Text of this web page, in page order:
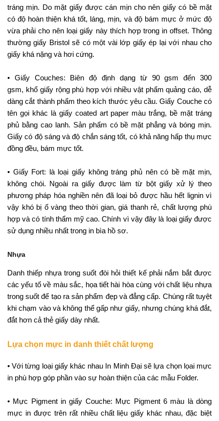
tráng mịn. Do mặt giấy được cán mịn cho nên giấy có bề mặt
có độ hoàn thiện khá tốt, láng, mịn, và độ bám mực ở mức độ
vừa phải cho nên loại giấy này thích hợp trong in offset. Thông
thường giấy Bristol sẽ có một vài lớp giấy ép lại với nhau cho
giấy khá nặng và hơi cứng.
• Giấy Couches: Biên độ định dạng từ 90 gsm đến 300
gsm, khổ giấy rộng phù hợp với nhiều vật phẩm quảng cáo, dễ
dàng cắt thành phẩm theo kích thước yêu cầu. Giấy Couche có
tên gọi khác là giấy coated art paper màu trắng, bề mặt tráng
phủ bằng cao lanh. Sản phẩm có bề mặt phẳng và bóng mịn.
Giấy có độ sáng và độ chắn sáng tốt, có khả năng hấp thụ mực
đồng đều, bám mực tốt.
• Giấy Fort: là loại giấy không tráng phủ nên có bề mặt mịn,
không chói. Ngoài ra giấy được làm từ bột giấy xử lý theo
phương pháp hóa nghiền nên đã loại bỏ được hầu hết lignin vì
vậy khó bị ố vàng theo thời gian, giá thanh rẻ, chất lượng phù
hợp và có tính thẩm mỹ cao. Chính vì vậy đây là loại giấy được
sử dụng nhiều nhất trong in bìa hồ sơ.
Nhựa
Danh thiếp nhựa trong suốt đòi hỏi thiết kế phải nắm bắt được
các yếu tố về màu sắc, họa tiết hài hòa cùng với chất liệu nhựa
trong suốt để tạo ra sản phẩm đẹp và đẳng cấp. Chúng rất tuyệt
khi chạm vào và không thể gấp như giấy, nhưng chúng khá đắt,
đắt hơn cả thẻ giấy dày nhất.
Lựa chọn mực in danh thiết chất lượng
• Với từng loại giấy khác nhau In Minh Đại sẽ lựa chọn lọai mực
in phù hợp góp phần vào sự hoàn thiện của các mẫu Folder.
• Mực Pigment in giấy Couche: Mực Pigment 6 màu là dòng
mực in được trên rất nhiều chất liệu giấy khác nhau, đặc biệt